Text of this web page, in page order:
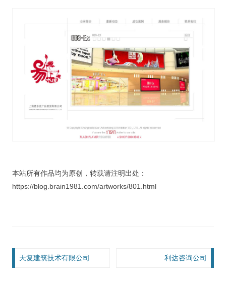
本站所有作品均为原创，转载请注明出处：
https://blog.brain1981.com/artworks/801.html
文章导航
天复建筑技术有限公司 利达咨询公司